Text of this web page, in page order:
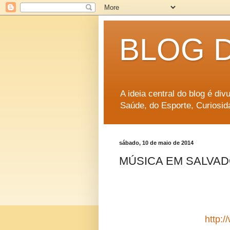
BLOG
A ideia central do blog é
Saúde, do Esporte,
sábado, 10 de maio de 2014
MÚSICA EM